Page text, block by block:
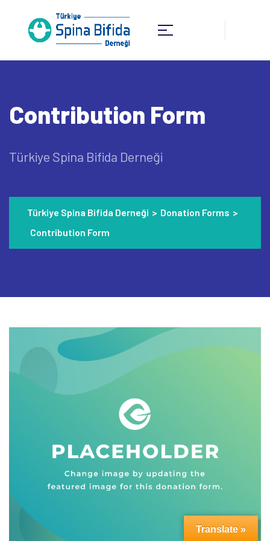
Contribution Form
Türkiye Spina Bifida Derneği
Türkiye Spina Bifida Derneği > Donation Forms >
Contribution Form
Translate »